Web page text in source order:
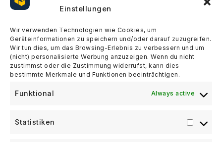
Einstellungen
Wir verwenden Technologien wie Cookies, um
Geräteinformationen zu speichern und/oder darauf zuzugreifen.
Wir tun dies, um das Browsing-Erlebnis zu verbessern und um
(nicht) personalisierte Werbung anzuzeigen. Wenn du nicht
zustimmst oder die Zustimmung widerrufst, kann dies
bestimmte Merkmale und Funktionen beeinträchtigen.
Funktional Always active
Statistiken